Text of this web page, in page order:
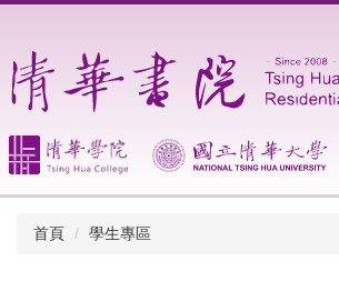
主
要
內
容
區
首頁 學生專區